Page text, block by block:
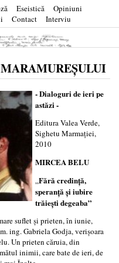
Eseistică
Opiniuni
Contact Interviu
- Dialoguri de ieri pe
astăzi -
Editura Valea Verde,
Sighetu Marmației,
2010
MIRCEA BELU
„Fără credinţă,
speranţă şi iubire
trăieşti degeaba”
suflet şi prieten, în iunie,
ing. Gabriela Godja, verişoara
Un prieten căruia, din
inimii, care bate de ieri, de